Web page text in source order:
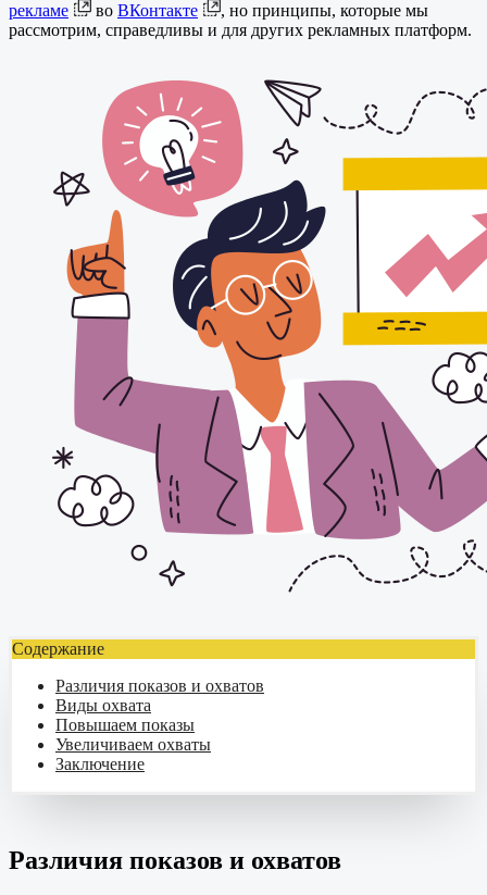
рекламе
во ВКонтакте
, но принципы, которые мы
рассмотрим, справедливы и для других рекламных платформ.
Содержание
Различия показов и охватов
Виды охвата
Повышаем показы
Увеличиваем охваты
Заключение
Различия показов и охватов